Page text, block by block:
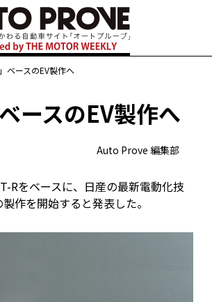
ベースのEV製作へ
ースのEV製作へ
Auto Prove 編集部
Rをベースに、日産の最新電動化技
作を開始すると発表した。